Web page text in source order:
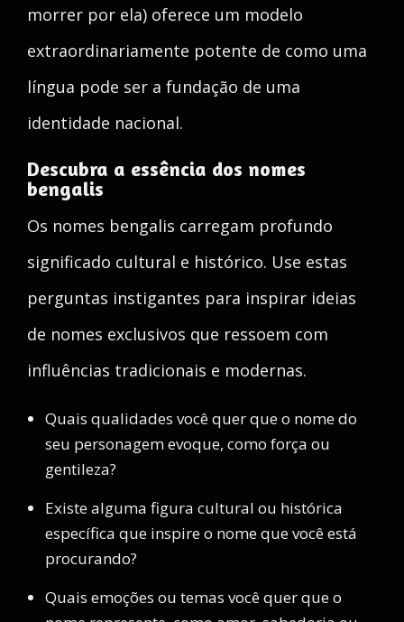
morrer por ela) oferece um modelo
extraordinariamente potente de como uma
língua pode ser a fundação de uma
identidade nacional.
Descubra a essência dos nomes
bengalis
Os nomes bengalis carregam profundo
significado cultural e histórico. Use estas
perguntas instigantes para inspirar ideias
de nomes exclusivos que ressoem com
influências tradicionais e modernas.
Quais qualidades você quer que o nome do
seu personagem evoque, como força ou
gentileza?
Existe alguma figura cultural ou histórica
específica que inspire o nome que você está
procurando?
Quais emoções ou temas você quer que o